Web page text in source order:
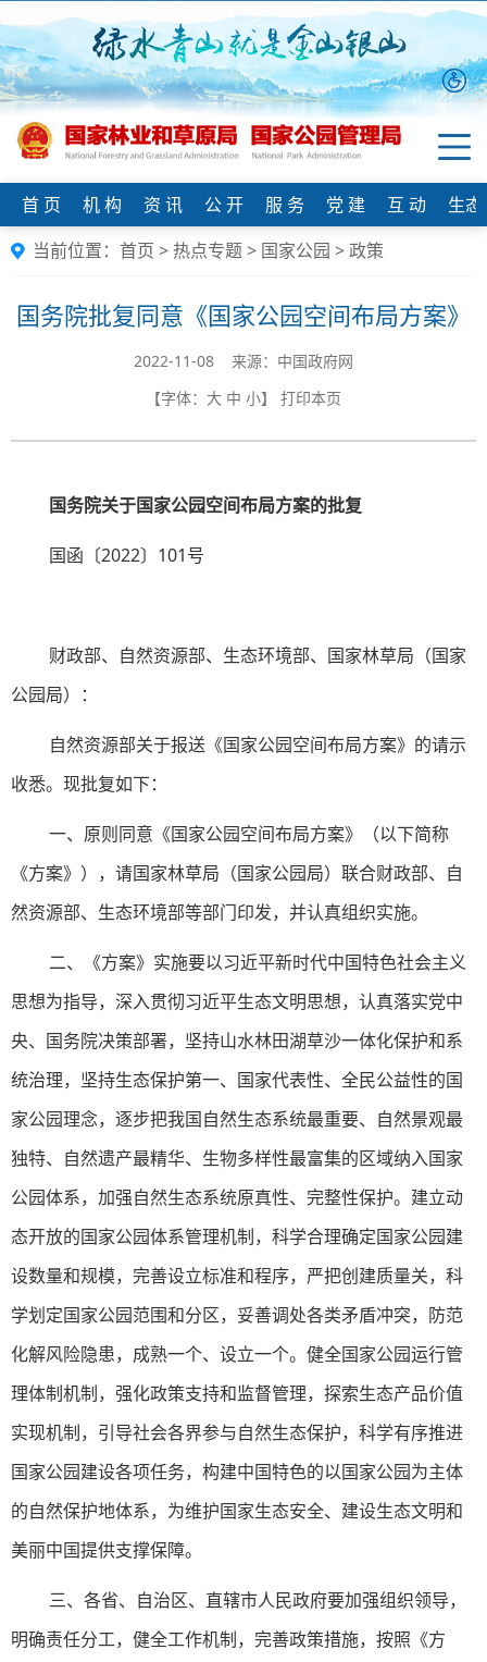
首 页 机 构 资 讯 公 开 服 务 党 建 互 动
生
当前位置： 首页 > 热点专题> 国家公园 >政策
国务院批复同意《国家公园空间布局方案》
2022-11-08 来源：中国政府网
【字体： 大 中 小】 打印本页
国务院关于国家公园空间布局方案的批复
国函〔2022〕101号
财政部、自然资源部、生态环境部、国家林草局（国家
公园局）：
自然资源部关于报送《国家公园空间布局方案》的请示
收悉。现批复如下：
一、原则同意《国家公园空间布局方案》（以下简称
《方案》），请国家林草局（国家公园局）联合财政部、自
然资源部、生态环境部等部门印发，并认真组织实施。
二、《方案》实施要以习近平新时代中国特色社会主义
思想为指导，深入贯彻习近平生态文明思想，认真落实党中
央、国务院决策部署，坚持山水林田湖草沙一体化保护和系
统治理，坚持生态保护第一、国家代表性、全民公益性的国
家公园理念，逐步把我国自然生态系统最重要、自然景观最
独特、自然遗产最精华、生物多样性最富集的区域纳入国家
公园体系，加强自然生态系统原真性、完整性保护。建立动
态开放的国家公园体系管理机制，科学合理确定国家公园建
设数量和规模，完善设立标准和程序，严把创建质量关，科
学划定国家公园范围和分区，妥善调处各类矛盾冲突，防范
化解风险隐患，成熟一个、设立一个。健全国家公园运行管
理体制机制，强化政策支持和监督管理，探索生态产品价值
实现机制，引导社会各界参与自然生态保护，科学有序推进
国家公园建设各项任务，构建中国特色的以国家公园为主体
的自然保护地体系，为维护国家生态安全、建设生态文明和
美丽中国提供支撑保障。
三、各省、自治区、直辖市人民政府要加强组织领导，
明确责任分工，健全工作机制，完善政策措施，按照《方